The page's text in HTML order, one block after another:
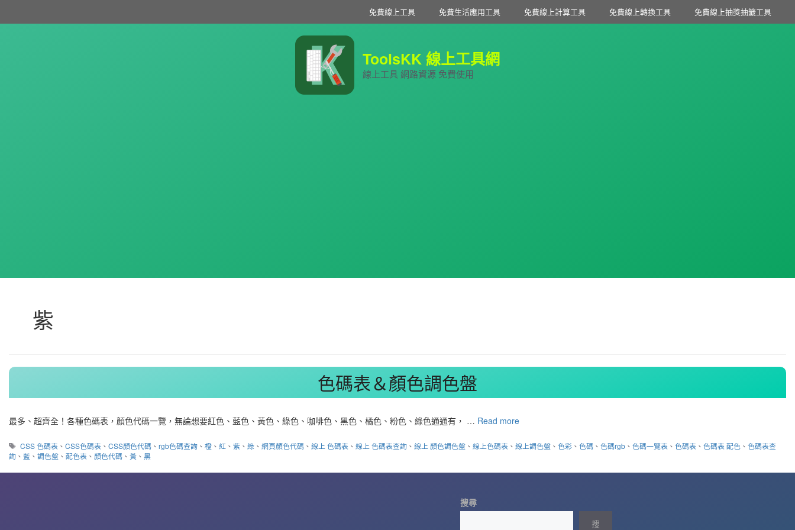
免費線上工具 免費生活應用工具 免費線上計算工具 免費線上轉換工具 免費線上抽獎抽籤工具
ToolsKK 線上工具網
線上工具 網路資源 免費使用
紫
色碼表＆顏色調色盤
最多、超齊全！各種色碼表，顏色代碼一覽，無論想要紅色、藍色、黃色、綠色、咖啡色、黑色、橘色、粉色、綠色通通有， … Read more
標
籤
CSS 色碼表 、CSS色碼表 、CSS顏色代碼 、rgb色碼查詢 、橙 、紅 、紫 、綠 、網頁顏色代碼 、線上 色碼表 、線上 色碼表查詢 、線上 顏色調色盤 、線上色碼表 、線上調色盤 、色彩 、色碼 、色碼rgb 、色碼一覽表 、色碼表 、色碼表 配色 、色碼表查
詢 、 藍 、 調色盤 、 配色表 、 顏色代碼 、 黃 、 黑
搜尋
搜